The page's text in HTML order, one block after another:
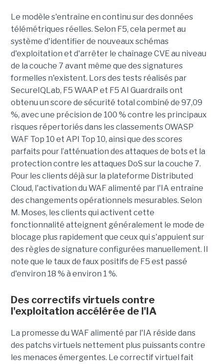
Le modèle s'entraîne en continu sur des données
télémétriques réelles. Selon F5, cela permet au
système d'identifier de nouveaux schémas
d'exploitation et d'arrêter le chaînage CVE au niveau
de la couche 7 avant même que des signatures
formelles n'existent. Lors des tests réalisés par
SecureIQLab, F5 WAAP et F5 AI Guardrails ont
obtenu un score de sécurité total combiné de 97,09
%, avec une précision de 100 % contre les principaux
risques répertoriés dans les classements OWASP
WAF Top 10 et API Top 10, ainsi que des scores
parfaits pour l’atténuation des attaques de bots et la
protection contre les attaques DoS sur la couche 7.
Pour les clients déjà sur la plateforme Distributed
Cloud, l'activation du WAF alimenté par l'IA entraîne
des changements opérationnels mesurables. Selon
M. Moses, les clients qui activent cette
fonctionnalité atteignent généralement le mode de
blocage plus rapidement que ceux qui s'appuient sur
des règles de signature configurées manuellement. Il
note que le taux de faux positifs de F5 est passé
d'environ 18 % à environ 1 %.
Des correctifs virtuels contre
l'exploitation accélérée de l'IA
La promesse du WAF alimenté par l'IA réside dans
des patchs virtuels nettement plus puissants contre
les menaces émergentes. Le correctif virtuel fait